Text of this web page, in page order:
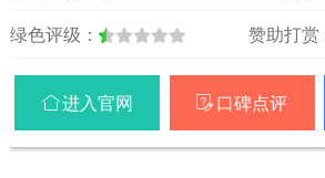
绿色评级：
赞助打赏
进入官网  口碑点评